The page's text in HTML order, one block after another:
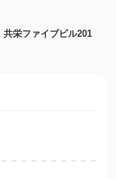
栄ファイブビル201